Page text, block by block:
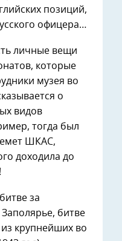
позиций,
офицера…
личные вещи
которые
музея во
о
видов
тогда был
ШКАС,
доходила до
за
битве
крупнейших во